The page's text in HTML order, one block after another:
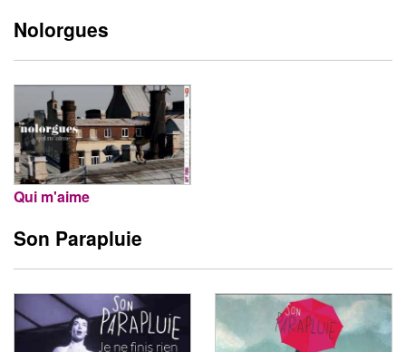
Nolorgues
Qui m'aime
Son Parapluie